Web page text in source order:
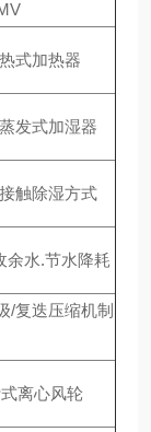
式加热器
发式加湿器
触除湿方式
余水.节水降耗
/复迭压缩机制
离心风轮